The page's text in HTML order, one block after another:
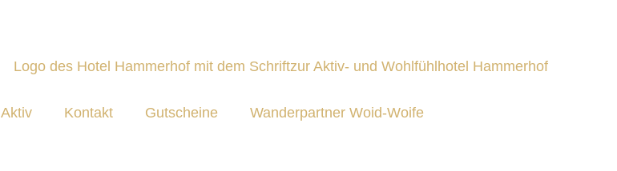
Aktiv Kontakt Gutscheine Wanderpartner Woid-Woife